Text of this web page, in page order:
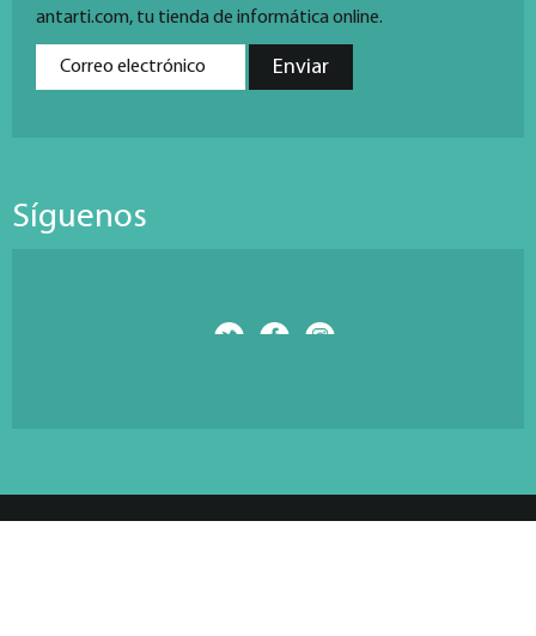
antarti.com, tu tienda de informática online.
Síguenos